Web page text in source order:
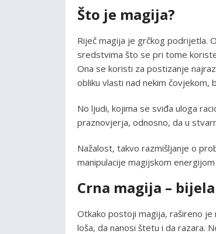
Što je magija?
Riječ magija je grčkog podrijetla.
sredstvima što se pri tome
Ona se koristi za postizanje
obliku vlasti nad nekim čovjekom,
No ljudi, kojima se sviđa uloga
praznovjerja, odnosno, da u
Nažalost, takvo razmišljanje o
manipulacije magijskom
Crna magija –
Otkako postoji magija, rašireno je
loša, da nanosi štetu i da razara.